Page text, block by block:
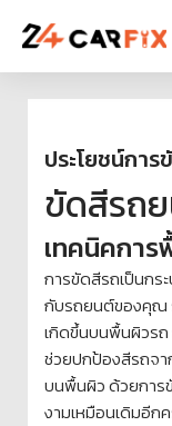
ประโยชน์กา
ขัดสีรถ
เทคนิคการ
การขัดสีรถเป็นกร
กับรถยนต์ของคุณ
เกิดขึ้นบนพื้นผิวรถ
ช่วยปกป้องสีรถจา
บนพื้นผิว ด้วยการ
งามเหมือนเดิมอีก